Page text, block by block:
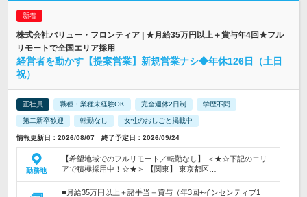
株式会社バリュー・フロンティア | ★月給35万円以上＋賞与年4回★フル
リモートで全国エリア採用
経営者を動かす【提案営業】新規営業ナシ◆年休126日（土日
祝）
正社員 職種・業種未経験OK 完全週休2日制 学歴不問
第二新卒歓迎 転勤なし 女性のおしごと掲載中
情報更新日：2026/08/07 終了予定日：2026/09/24
勤務地
【希望地域でのフルリモート／転勤なし】 ＜★☆下記のエリ
アで積極採用中！☆★＞ 【関東】 東京都区…
■月給35万円以上＋諸手当＋賞与（年3回+インセンティブ1